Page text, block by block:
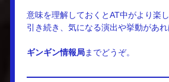
意味を理解しておくとAT中がより楽
引き続き、気になる演出や挙動があ
ギンギン情報局までどうぞ。